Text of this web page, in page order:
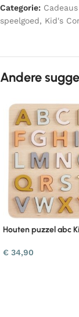
Categorie:
speelgoed, Kid's
Andere
Houten puzzel abc
€ 34,90